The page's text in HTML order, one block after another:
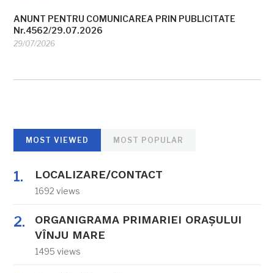
ANUNT PENTRU COMUNICAREA PRIN PUBLICITATE
Nr.4562/29.07.2026
29/07/2026
MOST VIEWED MOST POPULAR
LOCALIZARE/CONTACT
1692 views
ORGANIGRAMA PRIMARIEI ORAŞULUI
VÎNJU MARE
1495 views